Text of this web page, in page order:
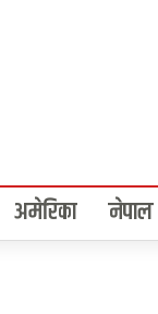
अमेरिका नेपाल